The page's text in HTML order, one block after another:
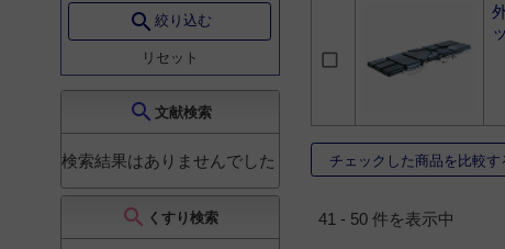
麻酔科 27
消化器内科 16
スポーツ医学 15
科 14
血液内科
14
search 絞り込む
リセット
search 文献検索
検索結果はありませんでした
search くすり検索
チェックした商品を比較す
41 - 50 件を表示中